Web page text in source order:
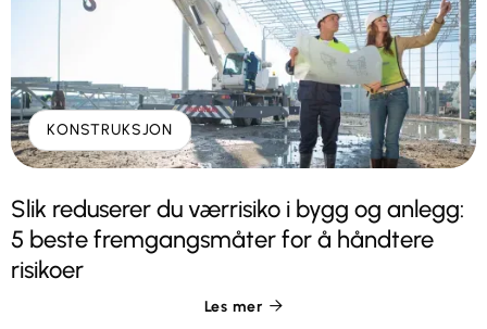
KONSTRUKSJON
Slik reduserer du værrisiko i bygg og anlegg:
5 beste fremgangsmåter for å håndtere
risikoer
Les mer 